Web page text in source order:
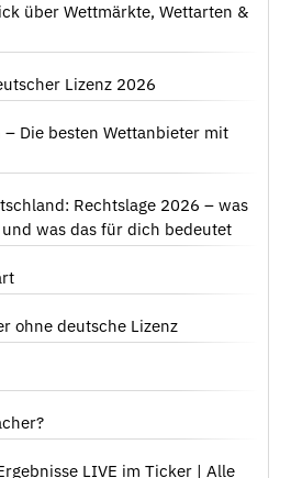
über Wettmärkte, Wettarten &
Lizenz 2026
Die besten Wettanbieter mit
Rechtslage 2026 – was
was das für dich bedeutet
ohne deutsche Lizenz
LIVE im Ticker | Alle